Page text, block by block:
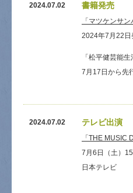
2024.07.02 書籍発売
「マツケンサ
2024年7月22
「松平健芸能
7月17日から先
2024.07.02 テレビ出演
「THE MUSIC
7月6日（土）
日本テレビ